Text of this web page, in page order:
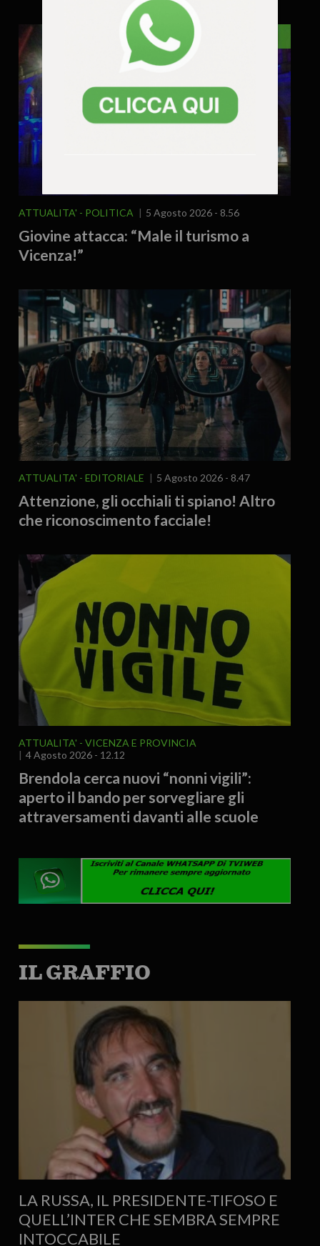
ATTUALITA' POLITICA 5 Agosto 2026 - 8.56
Giovine attacca: “Male il turismo a
Vicenza!”
ATTUALITA' EDITORIALE 5 Agosto 2026 - 8.47
Attenzione, gli occhiali ti spiano! Altro
che riconoscimento facciale!
ATTUALITA'
VICENZA E PROVINCIA
4 Agosto 2026 - 12.12
Brendola cerca nuovi “nonni vigili”:
aperto il bando per sorvegliare gli
attraversamenti davanti alle scuole
IL GRAFFIO
LA RUSSA, IL PRESIDENTE-TIFOSO E
QUELL’INTER CHE SEMBRA SEMPRE
INTOCCABILE